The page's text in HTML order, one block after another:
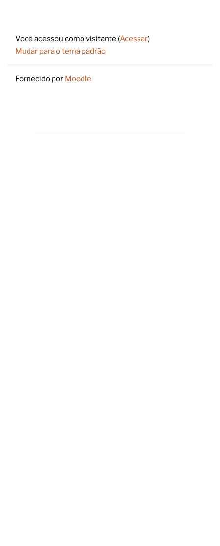
Você acessou como visitante (Acessar)
Mudar para o tema padrão
Fornecido por Moodle